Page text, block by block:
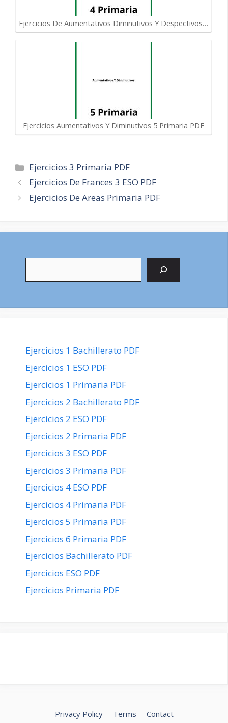
Ejercicios De Aumentativos Diminutivos Y Despectivos…
Ejercicios Aumentativos Y Diminutivos 5 Primaria PDF
Categorías
Ejercicios 3 Primaria PDF
Navegación
de
entradas
Ejercicios De Frances 3 ESO PDF
Ejercicios De Areas Primaria PDF
Ejercicios 1 Bachillerato PDF
Ejercicios 1 ESO PDF
Ejercicios 1 Primaria PDF
Ejercicios 2 Bachillerato PDF
Ejercicios 2 ESO PDF
Ejercicios 2 Primaria PDF
Ejercicios 3 ESO PDF
Ejercicios 3 Primaria PDF
Ejercicios 4 ESO PDF
Ejercicios 4 Primaria PDF
Ejercicios 5 Primaria PDF
Ejercicios 6 Primaria PDF
Ejercicios Bachillerato PDF
Ejercicios ESO PDF
Ejercicios Primaria PDF
Privacy Policy Terms Contact